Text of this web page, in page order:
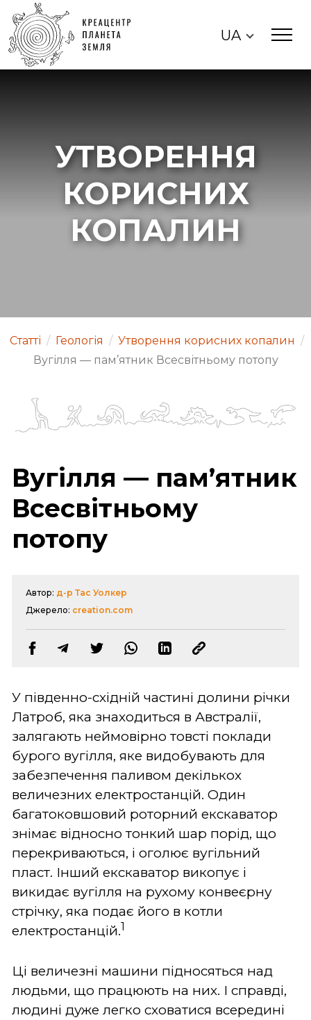
UA
УТВОРЕННЯ
КОРИСНИХ
КОПАЛИН
Статті / Геологія / Утворення корисних копалин /
Вугілля — пам’ятник Всесвітньому потопу
Вугілля — пам’ятник
Всесвітньому
потопу
Автор: д-р Тас Уолкер
Джерело: creation.com
У південно-східній частині долини річки
Латроб, яка знаходиться в Австралії,
залягають неймовірно товсті поклади
бурого вугілля, яке видобувають для
забезпечення паливом декількох
величезних електростанцій. Один
багатоковшовий роторний екскаватор
знімає відносно тонкий шар порід, що
перекриваються, і оголює вугільний
пласт. Інший екскаватор викопує і
викидає вугілля на рухому конвеєрну
стрічку, яка подає його в котли
електростанцій.1
Ці величезні машини підносяться над
людьми, що працюють на них. І справді,
людині дуже легко сховатися всередині